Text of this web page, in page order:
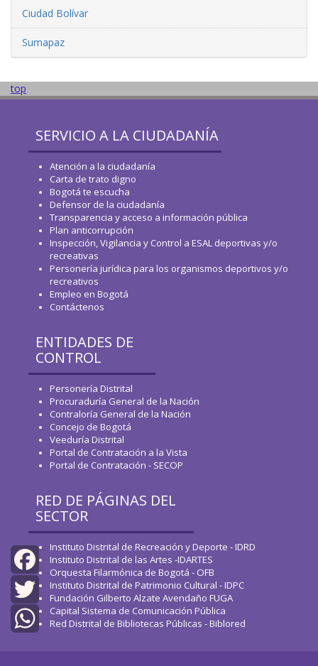
Facebook
Twitter
Ciudad Bolívar
Sumapaz
top
SERVICIO A LA CIUDADANÍA
Atención a la ciudadanía
Carta de trato digno
Bogotá te escucha
Defensor de la ciudadanía
Transparencia y acceso a información pública
Plan anticorrupción
Inspección, Vigilancia y Control a ESAL deportivas y/o
recreativas
Personería jurídica para los organismos deportivos y/o
recreativos
Empleo en Bogotá
Contáctenos
ENTIDADES DE
CONTROL
Personería Distrital
Procuraduría General de la Nación
Contraloría General de la Nación
Concejo de Bogotá
Veeduría Distrital
Portal de Contratación a la Vista
Portal de Contratación - SECOP
RED DE PÁGINAS DEL
SECTOR
Instituto Distrital de Recreación y Deporte - IDRD
Instituto Distrital de las Artes -IDARTES
Orquesta Filarmónica de Bogotá - OFB
Instituto Distrital de Patrimonio Cultural - IDPC
Fundación Gilberto Alzate Avendaño FUGA
Capital Sistema de Comunicación Pública
Red Distrital de Bibliotecas Públicas - Biblored